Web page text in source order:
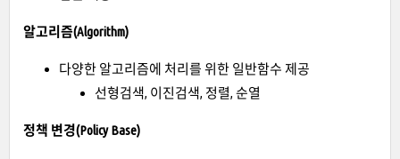
알고리즘(Algorithm)
다양한 알고리즘에 처리를 위한 일반함수 제공
선형검색, 이진검색, 정렬, 순열
정책 변경(Policy Base)